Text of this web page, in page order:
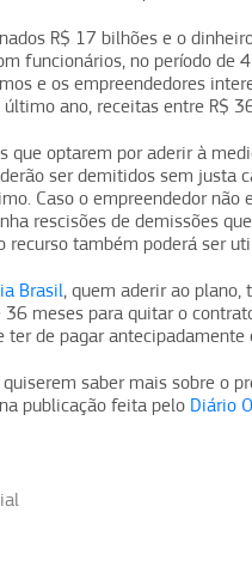
R$ 17 bilhões e o
funcionários, no período de
e os empreendedores
ano, receitas entre R$
que optarem por aderir à
ser demitidos sem justa
Caso o empreendedor não
rescisões de demissões
recurso também poderá ser
Brasil, quem aderir ao plano,
meses para quitar o
ter de pagar
saber mais sobre o
publicação feita pelo Diário